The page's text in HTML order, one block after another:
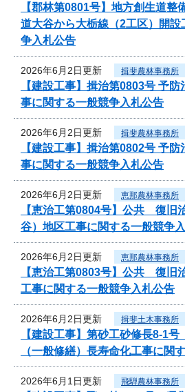
【郡林第0801号】地方創生道
道大谷から大栃線（2工区）開設
争入札公告
2026年6月2日更新 揖斐農林事務所
【建設工事】揖治第0803号 予
事に関する一般競争入札公告
2026年6月2日更新 揖斐農林事務所
【建設工事】揖治第0802号 予
事に関する一般競争入札公告
2026年6月2日更新 恵那農林事務所
【恵治工第0804号】公共 復
谷）地区工事に関する一般競争
2026年6月2日更新 恵那農林事務所
【恵治工第0803号】公共 復
工事に関する一般競争入札公告
2026年6月2日更新 揖斐土木事務所
【建設工事】第砂工砂修長8-1
（一般修繕）長寿命化工事に関
2026年6月1日更新 飛騨農林事務所